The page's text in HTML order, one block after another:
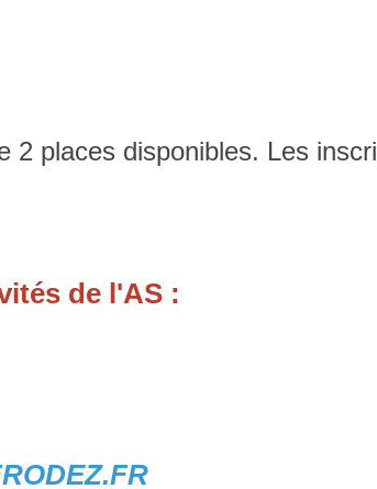
places disponibles. Les
de l'AS :